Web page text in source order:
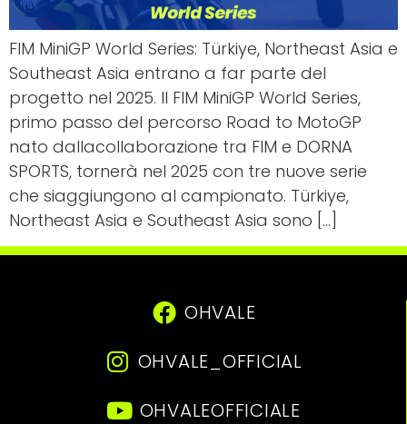
FIM MiniGP World Series: Türkiye, Northeast Asia e
Southeast Asia entrano a far parte del
progetto nel 2025. Il FIM MiniGP World Series,
primo passo del percorso Road to MotoGP
nato dallacollaborazione tra FIM e DORNA
SPORTS, tornerà nel 2025 con tre nuove serie
che siaggiungono al campionato. Türkiye,
Northeast Asia e Southeast Asia sono […]
OHVALE
OHVALE_OFFICIAL
OHVALEOFFICIALE